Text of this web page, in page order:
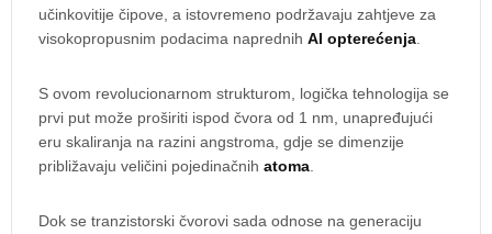
učinkovitije čipove, a istovremeno podržavaju zahtjeve za
visokopropusnim podacima naprednih AI opterećenja
S ovom revolucionarnom strukturom, logička tehnologija se
prvi put može proširiti ispod čvora od 1 nm, unapređujući
eru skaliranja na razini angstroma, gdje se dimenzije
približavaju veličini pojedinačnih atoma
Dok se tranzistorski čvorovi sada odnose na generaciju